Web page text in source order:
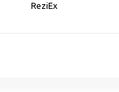
ReziEx